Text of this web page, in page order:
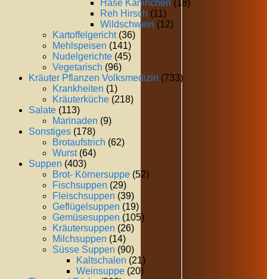
Hase Kaninchen (18)
Reh Hirsch (11)
Wildschwein (12)
Kartoffelgericht(36)
Mehlspeisen (141)
Nudelgerichte (45)
Vegetarisch (96)
Kräuter Pflanzen Volksmedizin (733)
Krankheiten (1)
Kräuterküche (218)
Salate (113)
Marinaden (9)
Sonstiges (178)
Brotaufstrich (62)
Wurst(64)
Suppen (403)
Brot- Körnersuppe (52)
Fischsuppen (29)
Fleischsuppen (39)
Geflügelsuppen (19)
Gemüsesuppen (105)
Kräutersuppen (26)
Milchsuppen (14)
Süsse Suppen (90)
Kaltschalen (21)
Weinsuppe (20)